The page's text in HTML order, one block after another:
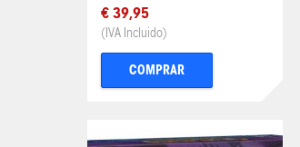
€ 39,95
(IVA Incluido)
COMPRAR